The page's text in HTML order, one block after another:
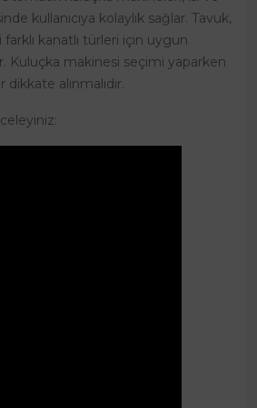
kullanıcıya kolaylık sağlar. Tavuk,
farklı kanatlı türleri için uygun
Kuluçka makinesi seçimi yaparken
alınmalıdır.